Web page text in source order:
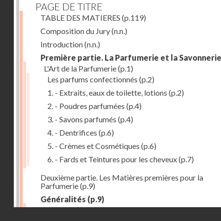
PAGE DE TITRE
TABLE DES MATIERES (p.119)
Composition du Jury(n.n.)
Introduction(n.n.)
Première partie. La Parfumerie et la Savonnerie
L'Art de la Parfumerie(p.1)
Les parfums confectionnés (p.2)
1. - Extraits, eaux de toilette, lotions (p.2)
2. - Poudres parfumées (p.4)
3. - Savons parfumés (p.4)
4. - Dentrifices (p.6)
5. - Crèmes et Cosmétiques (p.6)
6. - Fards et Teintures pour les cheveux(p.7)
Deuxième partie. Les Matières premières pour la
Parfumerie(p.9)
Généralités (p.9)
Les parfums naturels(p.10)